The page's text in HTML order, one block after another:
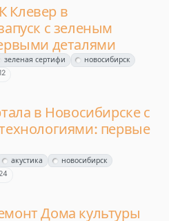
Клевер в
с зеленым
деталями
зеленая сертифи новосибирск
в Новосибирске с
первые
акустика новосибирск
Дома культуры